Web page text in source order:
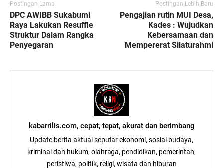
Postingan Lama
DPC AWIBB Sukabumi
Raya Lakukan Resuffle
Struktur Dalam Rangka
Penyegaran
Postingan Lebih Baru
Pengajian rutin MUI Desa,
Kades : Wujudkan
Kebersamaan dan
Mempererat Silaturahmi
kabarrilis.com, cepat, tepat, akurat dan berimbang
Update berita aktual seputar ekonomi, sosial budaya,
kriminal dan hukum, olahraga, pendidikan, pemerintah,
peristiwa, politik, religi, wisata dan hiburan